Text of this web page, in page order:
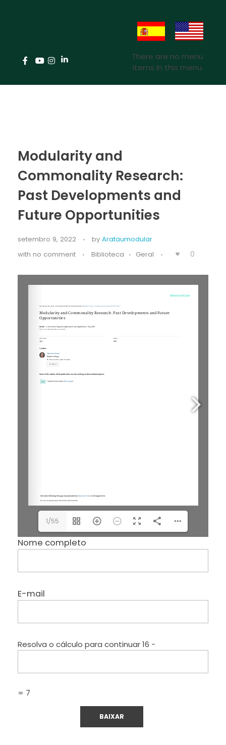
There are no menu
items in this menu.
Modularity and
Commonality Research:
Past Developments and
Future Opportunities
setembro 9, 2022 by Arataumodular
with no comment Biblioteca Geral 0
1/55
Nome completo
E-mail
Resolva o cálculo para continuar16 −
= 7